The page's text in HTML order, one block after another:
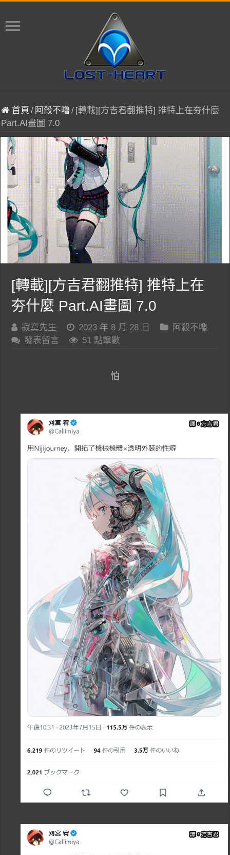
首頁 / 阿殺不嚕/ [轉載][方吉君翻推特] 推特上在夯什麼
Part.AI畫圖 7.0
[轉載][方吉君翻推特] 推特上在
夯什麼 Part.AI畫圖 7.0
寂寞先生 2023 年 8 月 28 日
阿殺不嚕
發表留言
51 點擊數
怕